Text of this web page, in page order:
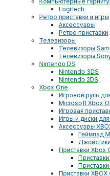
Logitech
Ретро приставки и игры
Аксессуары
Ретро приставки
Телевизоры
Телевизоры
Телевизоры
Nintendo DS
Nintendo 3DS
Nintendo 2DS
Xbox One
Игровой руль
Microsoft Xbox
Игровая
Игры и диски
Аксессуары
Геймпад
Приставки Xbox
Приставки XBOX